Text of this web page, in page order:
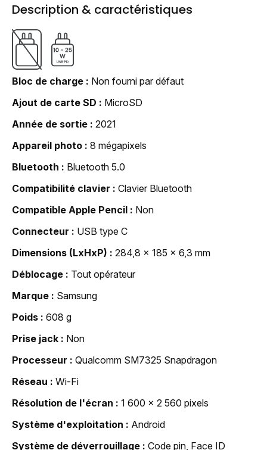
Description & caractéristiques
Bloc de charge
Non fourni par défaut
Ajout de carte SD
MicroSD
Année de sortie
2021
Appareil photo
8 mégapixels
Bluetooth
Bluetooth 5.0
Compatibilité clavier
Clavier Bluetooth
Compatible Apple Pencil
Non
Connecteur
USB type C
Dimensions (LxHxP)
284,8 x 185 x 6,3 mm
Déblocage
Tout opérateur
Marque
Samsung
Poids
608 g
Prise jack
Non
Processeur
Qualcomm SM7325 Snapdragon
Réseau
Wi-Fi
Résolution de l'écran
1 600 x 2 560 pixels
Système d'exploitation
Android
Système de déverrouillage
Code pin, Face ID